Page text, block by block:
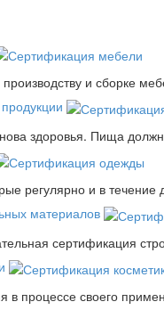
и сборке
здоровья. Пища
регулярно и в течение
материалов
сертификация
в процессе своего